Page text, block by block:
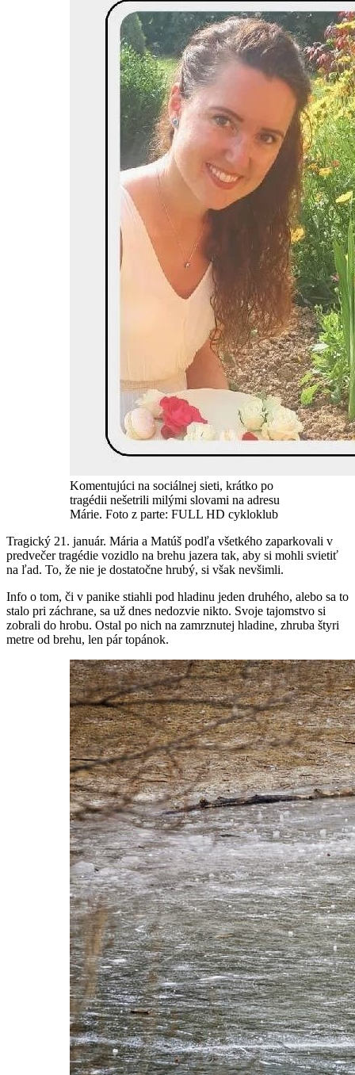
Komentujúci na sociálnej sieti, krátko po
tragédii nešetrili milými slovami na adresu
Márie. Foto z parte: FULL HD cykloklub
Tragický 21. január. Mária a Matúš podľa všetkého zaparkovali v
predvečer tragédie vozidlo na brehu jazera tak, aby si mohli svietiť
na ľad. To, že nie je dostatočne hrubý, si však nevšimli.
Info o tom, či v panike stiahli pod hladinu jeden druhého, alebo sa to
stalo pri záchrane, sa už dnes nedozvie nikto. Svoje tajomstvo si
zobrali do hrobu. Ostal po nich na zamrznutej hladine, zhruba štyri
metre od brehu, len pár topánok.